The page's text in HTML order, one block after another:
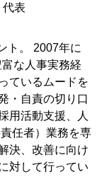
表
ト。 2007年に
な人事実務経
ているムードを
・自責の切り口
用活動支援、人
任者）業務を専
決、改善に向け
対して行ってい